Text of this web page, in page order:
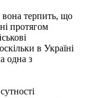
вона терпить, що
протягом
в Україні
одна з